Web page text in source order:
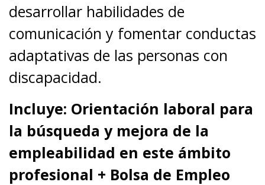
desarrollar habilidades de
comunicación y fomentar conductas
adaptativas de las personas con
discapacidad.
Incluye: Orientación laboral para
la búsqueda y mejora de la
empleabilidad en este ámbito
profesional + Bolsa de Empleo